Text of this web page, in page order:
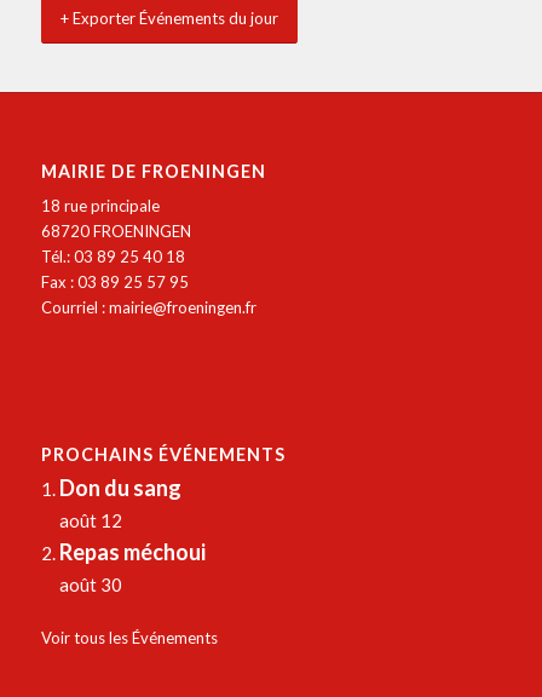
+ Exporter Événements du jour
MAIRIE DE FROENINGEN
18 rue principale
68720 FROENINGEN
Tél.: 03 89 25 40 18
Fax : 03 89 25 57 95
Courriel :mairie@froeningen.fr
PROCHAINS ÉVÉNEMENTS
Don du sang
août 12
Repas méchoui
août 30
Voir tous les Événements